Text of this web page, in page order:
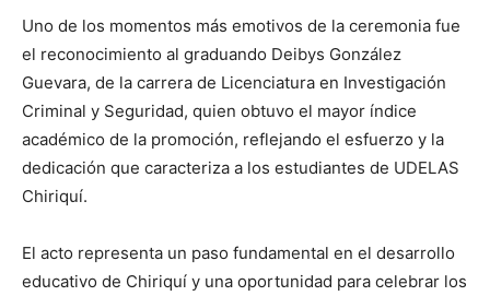
Uno de los momentos más emotivos de la ceremonia fue
el reconocimiento al graduando Deibys González
Guevara, de la carrera de Licenciatura en Investigación
Criminal y Seguridad, quien obtuvo el mayor índice
académico de la promoción, reflejando el esfuerzo y la
dedicación que caracteriza a los estudiantes de UDELAS
Chiriquí.
El acto representa un paso fundamental en el desarrollo
educativo de Chiriquí y una oportunidad para celebrar los